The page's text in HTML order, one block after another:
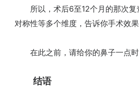
所以，术后6至12个月的那次复
对称性等多个维度，告诉你手术效
在此之前，请给你的鼻子一点时
结语